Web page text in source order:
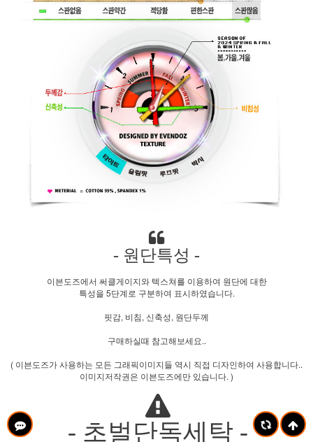
- 원단특성 -
이븐도즈에서 써클게이지와 텍스쳐를 이용하여 원단에 대한
특성을 5단계로 구분하여 표시하였습니다.
핏감, 비침, 신축성, 원단두께
구매하실때 참고해보세요..
( 이븐도즈가 사용하는 모든 그래픽이미지들 역시 직접 디자인하여 사용합니다..
이미지저작권은 이븐도즈에만 있습니다. )
- 초벌단독세탁 -